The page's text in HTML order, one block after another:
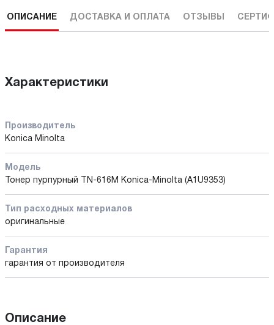
ОПИСАНИЕ ДОСТАВКА И ОПЛАТА ОТЗЫВЫ
Характеристики
Производитель
Konica Minolta
Модель
Тонер пурпурный TN-616M Konica-Minolta (A1U9353)
Тип расходных материалов
оригинальные
Гарантия
гарантия от производителя
Описание